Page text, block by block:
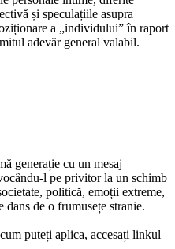
și speculațiile asupra
a „individului” în raport
adevăr general valabil.
generație cu un mesaj
l pe privitor la un schimb
politică, emoții extreme,
de o frumusețe stranie.
puteți aplica, accesați linkul